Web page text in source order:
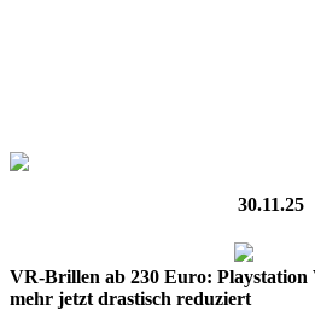
30.11.25
VR-Brillen ab 230 Euro: Playstation
mehr jetzt drastisch reduziert